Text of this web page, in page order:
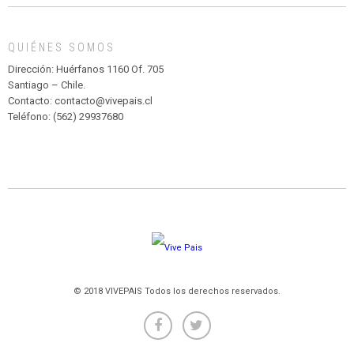
MADAGASCAR
PARQUE
HURATDO
QUIÉNES SOMOS
Dirección: Huérfanos 1160 Of. 705
Santiago – Chile.
Contacto: contacto@vivepais.cl
Teléfono: (562) 29937680
© 2018 VIVEPAIS Todos los derechos reservados.